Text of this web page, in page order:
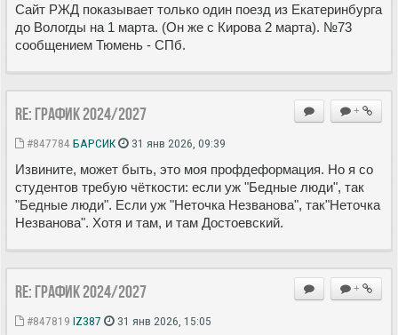
Сайт РЖД показывает только один поезд из Екатеринбурга
до Вологды на 1 марта. (Он же с Кирова 2 марта). №73
сообщением Тюмень - СПб.
+
Re: ГРАФИК 2024/2027
#847784 БАРСИК 31 янв 2026, 09:39
Извините, может быть, это моя профдеформация. Но я со
студентов требую чёткости: если уж "Бедные люди", так
"Бедные люди". Если уж "Неточка Незванова", так"Неточка
Незванова". Хотя и там, и там Достоевский.
+
Re: ГРАФИК 2024/2027
#847819 IZ387 31 янв 2026, 15:05